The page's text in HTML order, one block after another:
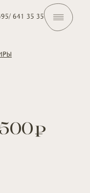
641 35 35
500